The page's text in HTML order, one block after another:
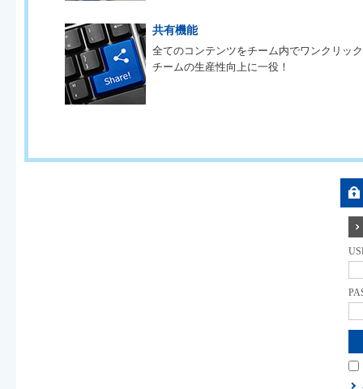
共有機能
全てのコンテンツをチーム内でワンクリッ
チームの生産性向上に一役！